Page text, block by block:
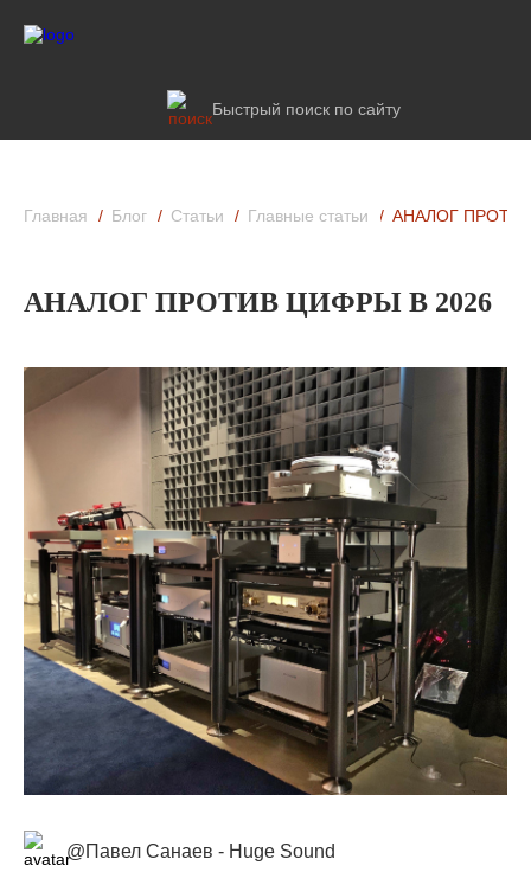
Быстрый поиск по сайту
Главная Блог Статьи Главные статьи АНАЛОГ
АНАЛОГ ПРОТИВ ЦИФРЫ В 2026
@Павел Санаев - Huge Sound